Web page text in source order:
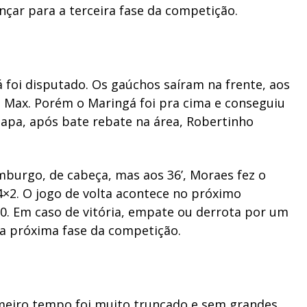
para a terceira fase da competição.
disputado. Os gaúchos saíram na frente, aos
Porém o Maringá foi pra cima e conseguiu
após bate rebate na área, Robertinho
de cabeça, mas aos 36’, Moraes fez o
O jogo de volta acontece no próximo
Em caso de vitória, empate ou derrota por um
próxima fase da competição.